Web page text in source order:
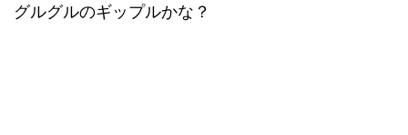
グルグルのギップルかな？